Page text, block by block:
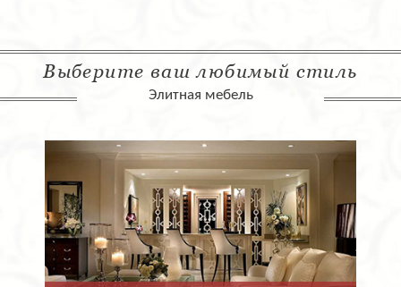
Выберите ваш любимый стиль
Элитная мебель